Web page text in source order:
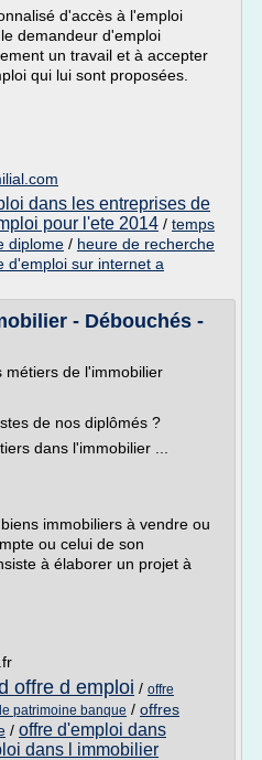
d'accès à l'emploi
demandeur d'emploi
un travail et à accepter
qui lui sont proposées.
dans les entreprises de
pour l'ete 2014 / temps
diplome / heure de recherche
d'emploi sur internet a
- Débouchés -
métiers de l'immobilier
de nos diplômés ?
dans l'immobilier ...
immobiliers à vendre ou
ou celui de son
à élaborer un projet à
offre d emploi / offre
patrimoine banque / offres
/ offre d'emploi dans
dans l immobilier